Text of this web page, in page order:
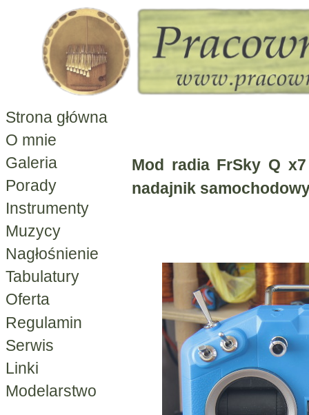
Strona główna
O mnie
Galeria
Porady
Instrumenty
Muzycy
Nagłośnienie
Tabulatury
Oferta
Regulamin
Serwis
Linki
Modelarstwo
Mod radia FrSky Q
nadajnik